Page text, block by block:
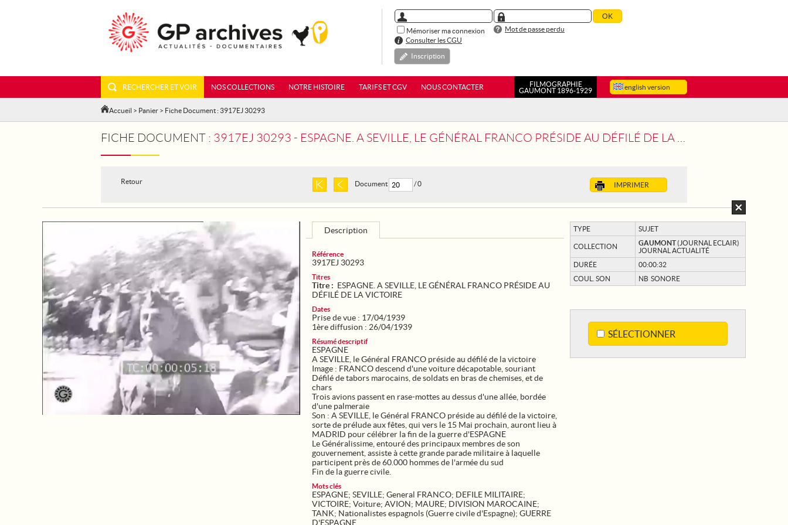
Mémoriser ma connexion
Mot de passe perdu
Consulter les CGU
Inscription
english version
RECHERCHER ET VOIR NOS COLLECTIONS NOTRE HISTOIRE TARIFS ET CGV NOUS CONTACTER
FILMOGRAPHIE
GAUMONT 1896-1929
Accueil > Panier > Fiche Document : 3917EJ 30293
FICHE DOCUMENT : 3917EJ 30293 - ESPAGNE. A SEVILLE, LE GÉNÉRAL FRANCO PRÉSIDE AU DÉFILÉ DE LA VICTOIRE
Retour IMPRIMER
Document / 0
TYPE SUJET
COLLECTION GAUMONT(JOURNAL ECLAIR)
JOURNAL ACTUALITÉ
DURÉE
00:00:32
COUL. SON
NB SONORE
SÉLECTIONNER
Description
Référence
3917EJ 30293
Titres
Titre : ESPAGNE. A SEVILLE, LE GÉNÉRAL FRANCO PRÉSIDE AU
DÉFILÉ DE LA VICTOIRE
Dates
Prise de vue : 17/04/1939
1ère diffusion : 26/04/1939
Résumé descriptif
ESPAGNE
A SEVILLE, le Général FRANCO préside au défilé de la victoire
Image : FRANCO descend d'une voiture décapotable, souriant
Défilé de tabors marocains, de soldats en bras de chemises, et de
chars
Trois avions passent en rase-mottes au dessus d'une allée, bordée
d'une palmeraie
Son : A SEVILLE, le Général FRANCO préside au défilé de la victoire,
sorte de prélude aux fêtes, qui vers le 15 Mai prochain, auront lieu à
MADRID pour célébrer la fin de la guerre d'ESPAGNE
Le Généralissime, entouré des principaux membres de son
gouvernement, assiste à cette grande parade militaire à laquelle
participent près de 60.000 hommes de l'armée du sud
Fin de la guerre civile.
Mots clés
ESPAGNE; SEVILLE; General FRANCO; DEFILE MILITAIRE;
VICTOIRE; Voiture; AVION; MAURE; DIVISION MAROCAINE;
TANK; Nationalistes espagnols (Guerre civile d'Espagne); GUERRE
D'ESPAGNE